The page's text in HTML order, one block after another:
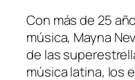
Con más de 25
música, Mayna
de las
música latina, los